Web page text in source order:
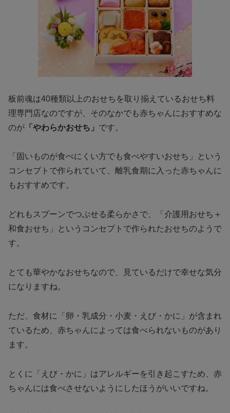
板前魂は40種類以上のおせちを取り揃えているおせち料
理専門店なのですが、そのなかでも赤ちゃんにおすすめな
のが 「やわらかおせち」 です。
「固いものが食べにくい方でも食べやすいおせち」という
コンセプトで作られていて、離乳食期に入った赤ちゃんに
もおすすめです。
どれもスプーンでつぶせる柔らかさで、「介護用おせち＋
和食おせち」というコンセプトで作られたおせちのようで
す。
とても華やかなおせちなので、見ているだけで幸せな気分
になりますね。
ただ、食材に「卵・乳成分・小麦・えび・かに」が含まれ
ているため、赤ちゃんによっては食べられないものがあり
ます。
とくに「えび・かに」はアレルギーを引き起こすため、赤
ちゃんには食べさせないようにしたほうがいいですね。